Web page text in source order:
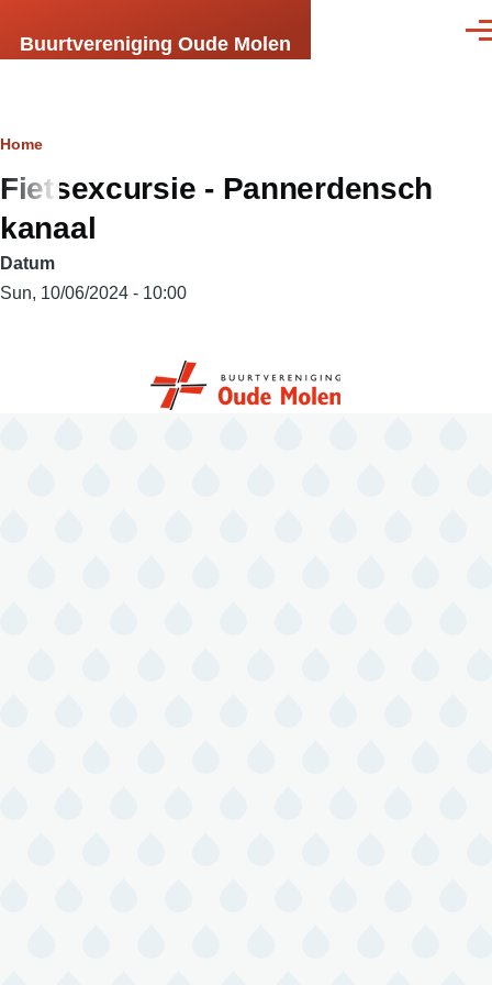
Buurtvereniging Oude Molen
Breadcrumb
Home
Fietsexcursie - Pannerdensch
kanaal
Datum
Sun, 10/06/2024 - 10:00